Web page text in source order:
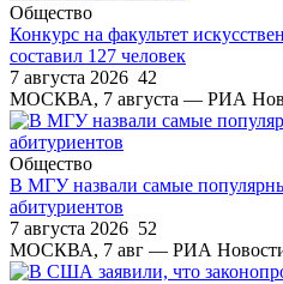
Общество
Конкурс на факультет
составил 127 человек
7 августа 2026 42
МОСКВА, 7 августа — РИА
Общество
В МГУ назвали самые
абитуриентов
7 августа 2026 52
МОСКВА, 7 авг — РИА